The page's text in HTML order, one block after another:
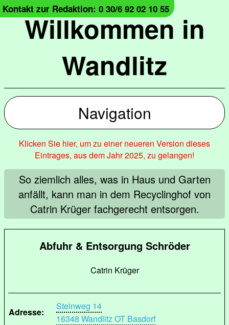
Willkommen in
Wandlitz
Kontakt zur Redaktion: 0 30/6 92 02 10 55
Navigation
Klicken Sie hier, um zu einer neueren Version dieses
Eintrages, aus dem Jahr 2025, zu gelangen!
So ziemlich alles, was in Haus und Garten
anfällt, kann man in dem Recyclinghof von
Catrin Krüger fachgerecht entsorgen.
Abfuhr & Entsorgung Schröder
Catrin Krüger
Adresse:
Steinweg 14
16348 Wandlitz OT Basdorf